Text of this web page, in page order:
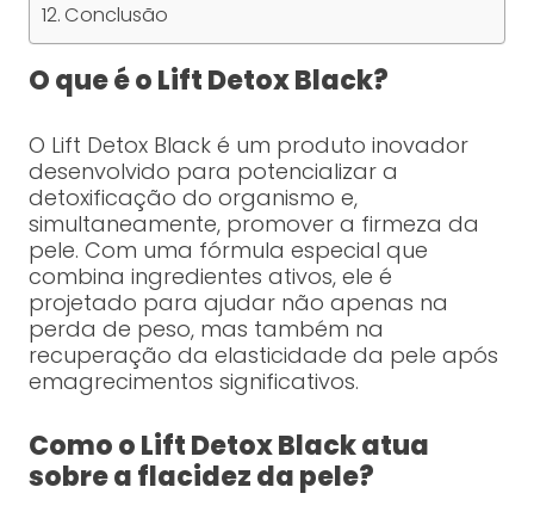
Conclusão
O que é o Lift Detox Black?
O Lift Detox Black é um produto inovador
desenvolvido para potencializar a
detoxificação do organismo e,
simultaneamente, promover a firmeza da
pele. Com uma fórmula especial que
combina ingredientes ativos, ele é
projetado para ajudar não apenas na
perda de peso, mas também na
recuperação da elasticidade da pele após
emagrecimentos significativos.
Como o Lift Detox Black atua
sobre a flacidez da pele?